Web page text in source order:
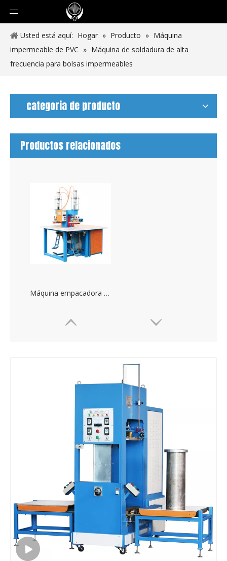
Usted está aquí: Hogar » Producto » Máquina
impermeable de PVC » Máquina de soldadura de alta
frecuencia para bolsas impermeables
categoria de producto
Productos relacionados
Máquina empacadora de blister neumática de PVC y PET. Máquina soldadora de plástico